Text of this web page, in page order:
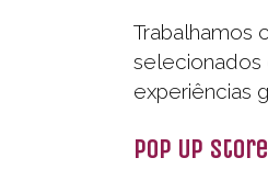
Trabalhamos
selecionados
experiências
Pop Up